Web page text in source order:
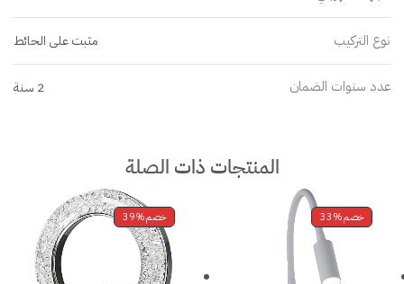
نوع التركيب مثبت على الحائط
عدد سنوات الضمان 2 سنة
المنتجات ذات الصلة
خصم33% خصم39%